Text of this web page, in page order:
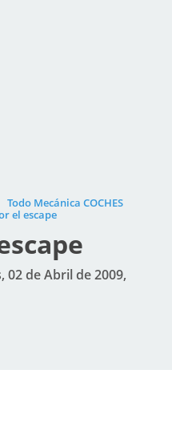
Todo Mecánica COCHES
el escape
02 de Abril de 2009,